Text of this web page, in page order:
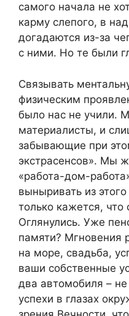
самого начала не
карму слепого, в
догадаются из-за
с ними. Но те были
Связывать
физическим
было нас не учили.
материалисты, и
забывающие при
экстрасенсов». Мы
«работа-дом-
выныривать из
только кажется, что
Оглянулись. Уже
памяти? Мгновения
на море, свадьба,
ваши собственные
два автомобиля – не
успехи в глазах